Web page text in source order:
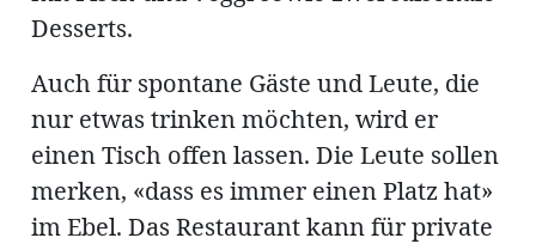
Desserts.
Auch für spontane Gäste und Leute, die
nur etwas trinken möchten, wird er
einen Tisch offen lassen. Die Leute sollen
merken, «dass es immer einen Platz hat»
im Ebel. Das Restaurant kann für private